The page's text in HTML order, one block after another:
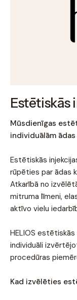
Estētiskās
Mūsdienīgas
individuālām
Estētiskās
rūpēties par ādas
Atkarībā no
mitruma līmeni,
aktīvo vielu
HELIOS
individuāli
procedūras
Kad izvēlēties